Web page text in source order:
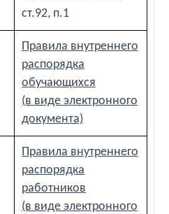
ст.92, п.1
Правила внутреннего
распорядка
обучающихся
(в виде электронного
документа)
Правила внутреннего
распорядка
работников
(в виде электронного